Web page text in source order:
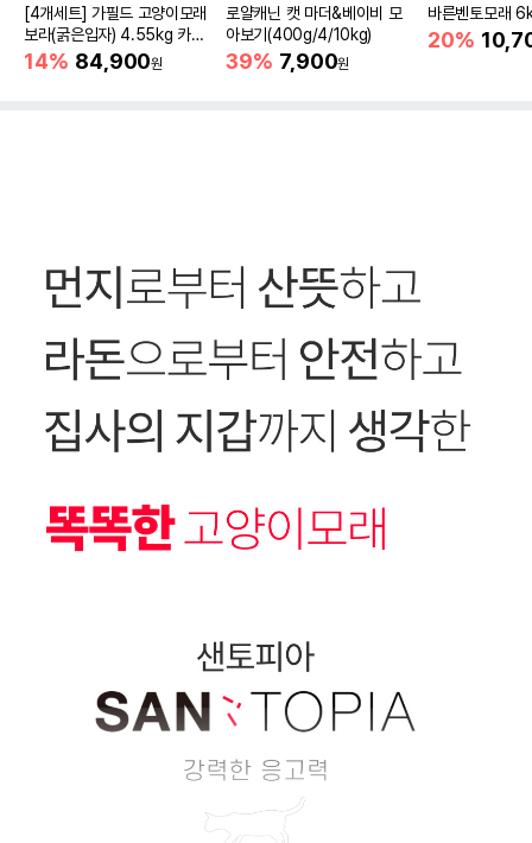
[4개세트] 가필드 고양이모래
보라(굵은입자) 4.55kg 카사
바모래
14% 84,900원
로얄캐닌 캣 마더&베이비 모
아보기(400g/4/10kg)
39% 7,900원
바른벤토모래
20%